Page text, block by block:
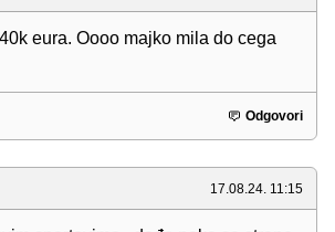
eura. Oooo majko mila do cega
Odgovori
17.08.24. 11:15